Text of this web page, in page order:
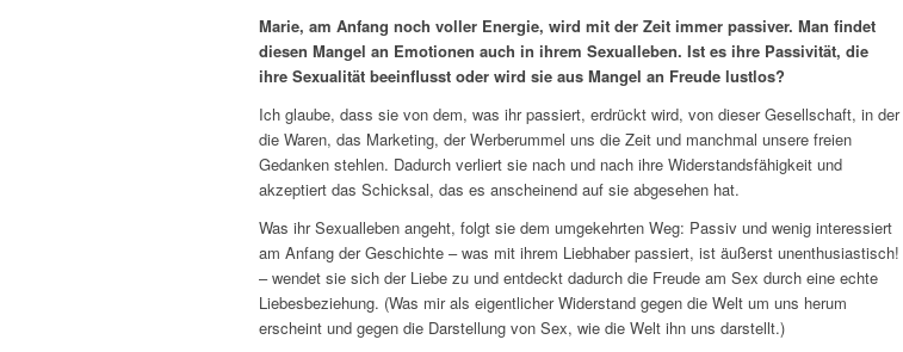
Marie, am Anfang noch voller Energie, wird mit der Zeit immer passiver. Man findet
diesen Mangel an Emotionen auch in ihrem Sexualleben. Ist es ihre Passivität, die
ihre Sexualität beeinflusst oder wird sie aus Mangel an Freude lustlos?
Ich glaube, dass sie von dem, was ihr passiert, erdrückt wird, von dieser Gesellschaft, in der
die Waren, das Marketing, der Werberummel uns die Zeit und manchmal unsere freien
Gedanken stehlen. Dadurch verliert sie nach und nach ihre Widerstandsfähigkeit und
akzeptiert das Schicksal, das es anscheinend auf sie abgesehen hat.
Was ihr Sexualleben angeht, folgt sie dem umgekehrten Weg: Passiv und wenig interessiert
am Anfang der Geschichte – was mit ihrem Liebhaber passiert, ist äußerst unenthusiastisch!
– wendet sie sich der Liebe zu und entdeckt dadurch die Freude am Sex durch eine echte
Liebesbeziehung. (Was mir als eigentlicher Widerstand gegen die Welt um uns herum
erscheint und gegen die Darstellung von Sex, wie die Welt ihn uns darstellt.)